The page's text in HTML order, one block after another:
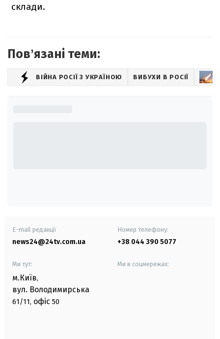
склади.
Повʼязані теми:
ВІЙНА РОСІЇ З УКРАЇНОЮ ВИБУХИ В РОСІЇ
E-mail редакції
news24@24tv.com.ua
Номер телефону:
+38 044 390 5077
Ми тут:
м.Київ,
вул. Володимирська
61/11, офіс 50
Ми в соцмережах: